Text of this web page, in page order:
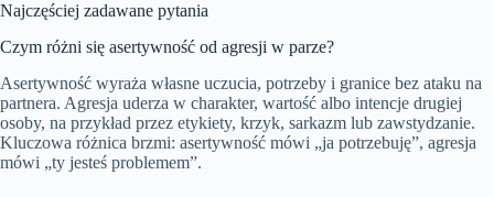
Najczęściej zadawane pytania
Czym różni się asertywność od agresji w parze?
Asertywność wyraża własne uczucia, potrzeby i granice bez ataku na
partnera. Agresja uderza w charakter, wartość albo intencje drugiej
osoby, na przykład przez etykiety, krzyk, sarkazm lub zawstydzanie.
Kluczowa różnica brzmi: asertywność mówi „ja potrzebuję”, agresja
mówi „ty jesteś problemem”.